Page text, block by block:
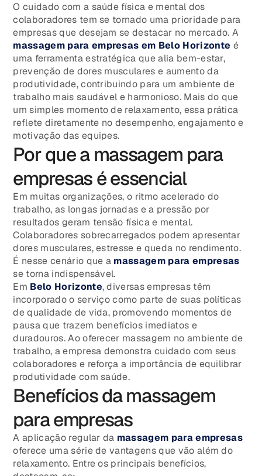
O cuidado com a saúde física e mental dos
colaboradores tem se tornado uma prioridade para
empresas que desejam se destacar no mercado. A
massagem para empresas em Belo Horizonte é
uma ferramenta estratégica que alia bem-estar,
prevenção de dores musculares e aumento da
produtividade, contribuindo para um ambiente de
trabalho mais saudável e harmonioso. Mais do que
um simples momento de relaxamento, essa prática
reflete diretamente no desempenho, engajamento e
motivação das equipes.
Por que a massagem para
empresas é essencial
Em muitas organizações, o ritmo acelerado do
trabalho, as longas jornadas e a pressão por
resultados geram tensão física e mental.
Colaboradores sobrecarregados podem apresentar
dores musculares, estresse e queda no rendimento.
É nesse cenário que a massagem para empresas
se torna indispensável.
Em Belo Horizonte, diversas empresas têm
incorporado o serviço como parte de suas políticas
de qualidade de vida, promovendo momentos de
pausa que trazem benefícios imediatos e
duradouros. Ao oferecer massagem no ambiente de
trabalho, a empresa demonstra cuidado com seus
colaboradores e reforça a importância de equilibrar
produtividade com saúde.
Benefícios da massagem
para empresas
A aplicação regular da massagem para empresas
oferece uma série de vantagens que vão além do
relaxamento. Entre os principais benefícios,